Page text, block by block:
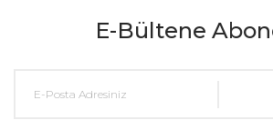
E-Bültene